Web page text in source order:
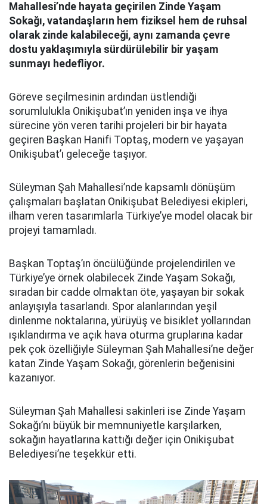
Mahallesi’nde hayata geçirilen Zinde Yaşam
Sokağı, vatandaşların hem fiziksel hem de ruhsal
olarak zinde kalabileceği, aynı zamanda çevre
dostu yaklaşımıyla sürdürülebilir bir yaşam
sunmayı hedefliyor.
Göreve seçilmesinin ardından üstlendiği
sorumlulukla Onikişubat’ın yeniden inşa ve ihya
sürecine yön veren tarihi projeleri bir bir hayata
geçiren Başkan Hanifi Toptaş, modern ve yaşayan
Onikişubat’ı geleceğe taşıyor.
Süleyman Şah Mahallesi’nde kapsamlı dönüşüm
çalışmaları başlatan Onikişubat Belediyesi ekipleri,
ilham veren tasarımlarla Türkiye’ye model olacak bir
projeyi tamamladı.
Başkan Toptaş’ın öncülüğünde projelendirilen ve
Türkiye’ye örnek olabilecek Zinde Yaşam Sokağı,
sıradan bir cadde olmaktan öte, yaşayan bir sokak
anlayışıyla tasarlandı. Spor alanlarından yeşil
dinlenme noktalarına, yürüyüş ve bisiklet yollarından
ışıklandırma ve açık hava oturma gruplarına kadar
pek çok özelliğiyle Süleyman Şah Mahallesi’ne değer
katan Zinde Yaşam Sokağı, görenlerin beğenisini
kazanıyor.
Süleyman Şah Mahallesi sakinleri ise Zinde Yaşam
Sokağı’nı büyük bir memnuniyetle karşılarken,
sokağın hayatlarına kattığı değer için Onikişubat
Belediyesi’ne teşekkür etti.